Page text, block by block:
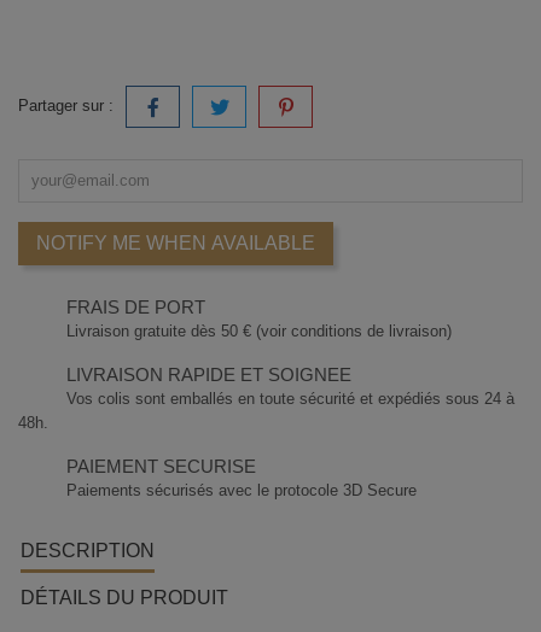
Partager sur :
NOTIFY ME WHEN AVAILABLE
FRAIS DE PORT
Livraison gratuite dès 50 € (voir conditions de livraison)
LIVRAISON RAPIDE ET SOIGNEE
Vos colis sont emballés en toute sécurité et expédiés sous 24 à
48h.
PAIEMENT SECURISE
Paiements sécurisés avec le protocole 3D Secure
DESCRIPTION
DÉTAILS DU PRODUIT